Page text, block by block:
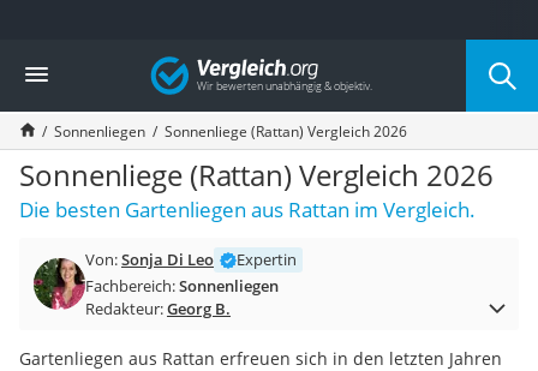
Die beliebtesten Vergleiche nach Kategorie
Baumarkt
Tresor feuerfest
Makita-Akku-Rasenmäher
Kappsäge
Smartes Türschloss
Akku-Rasentrimmer
Split-Klimaanlage 2 Innengeräte
Pelletofen
Tiefbrunnenpumpe
Vergleich
Sonnenliegen Sonnenliege (Rattan) Vergleich 2026
Sonnenliege (Rattan) Vergleich 2026
Die besten Gartenliegen aus Rattan im Vergleich.
Von:Sonja Di Leo
Expertin
Fachbereich:Sonnenliegen
Redakteur:Georg B.
Gartenliegen aus Rattan erfreuen sich in den letzten Jahren